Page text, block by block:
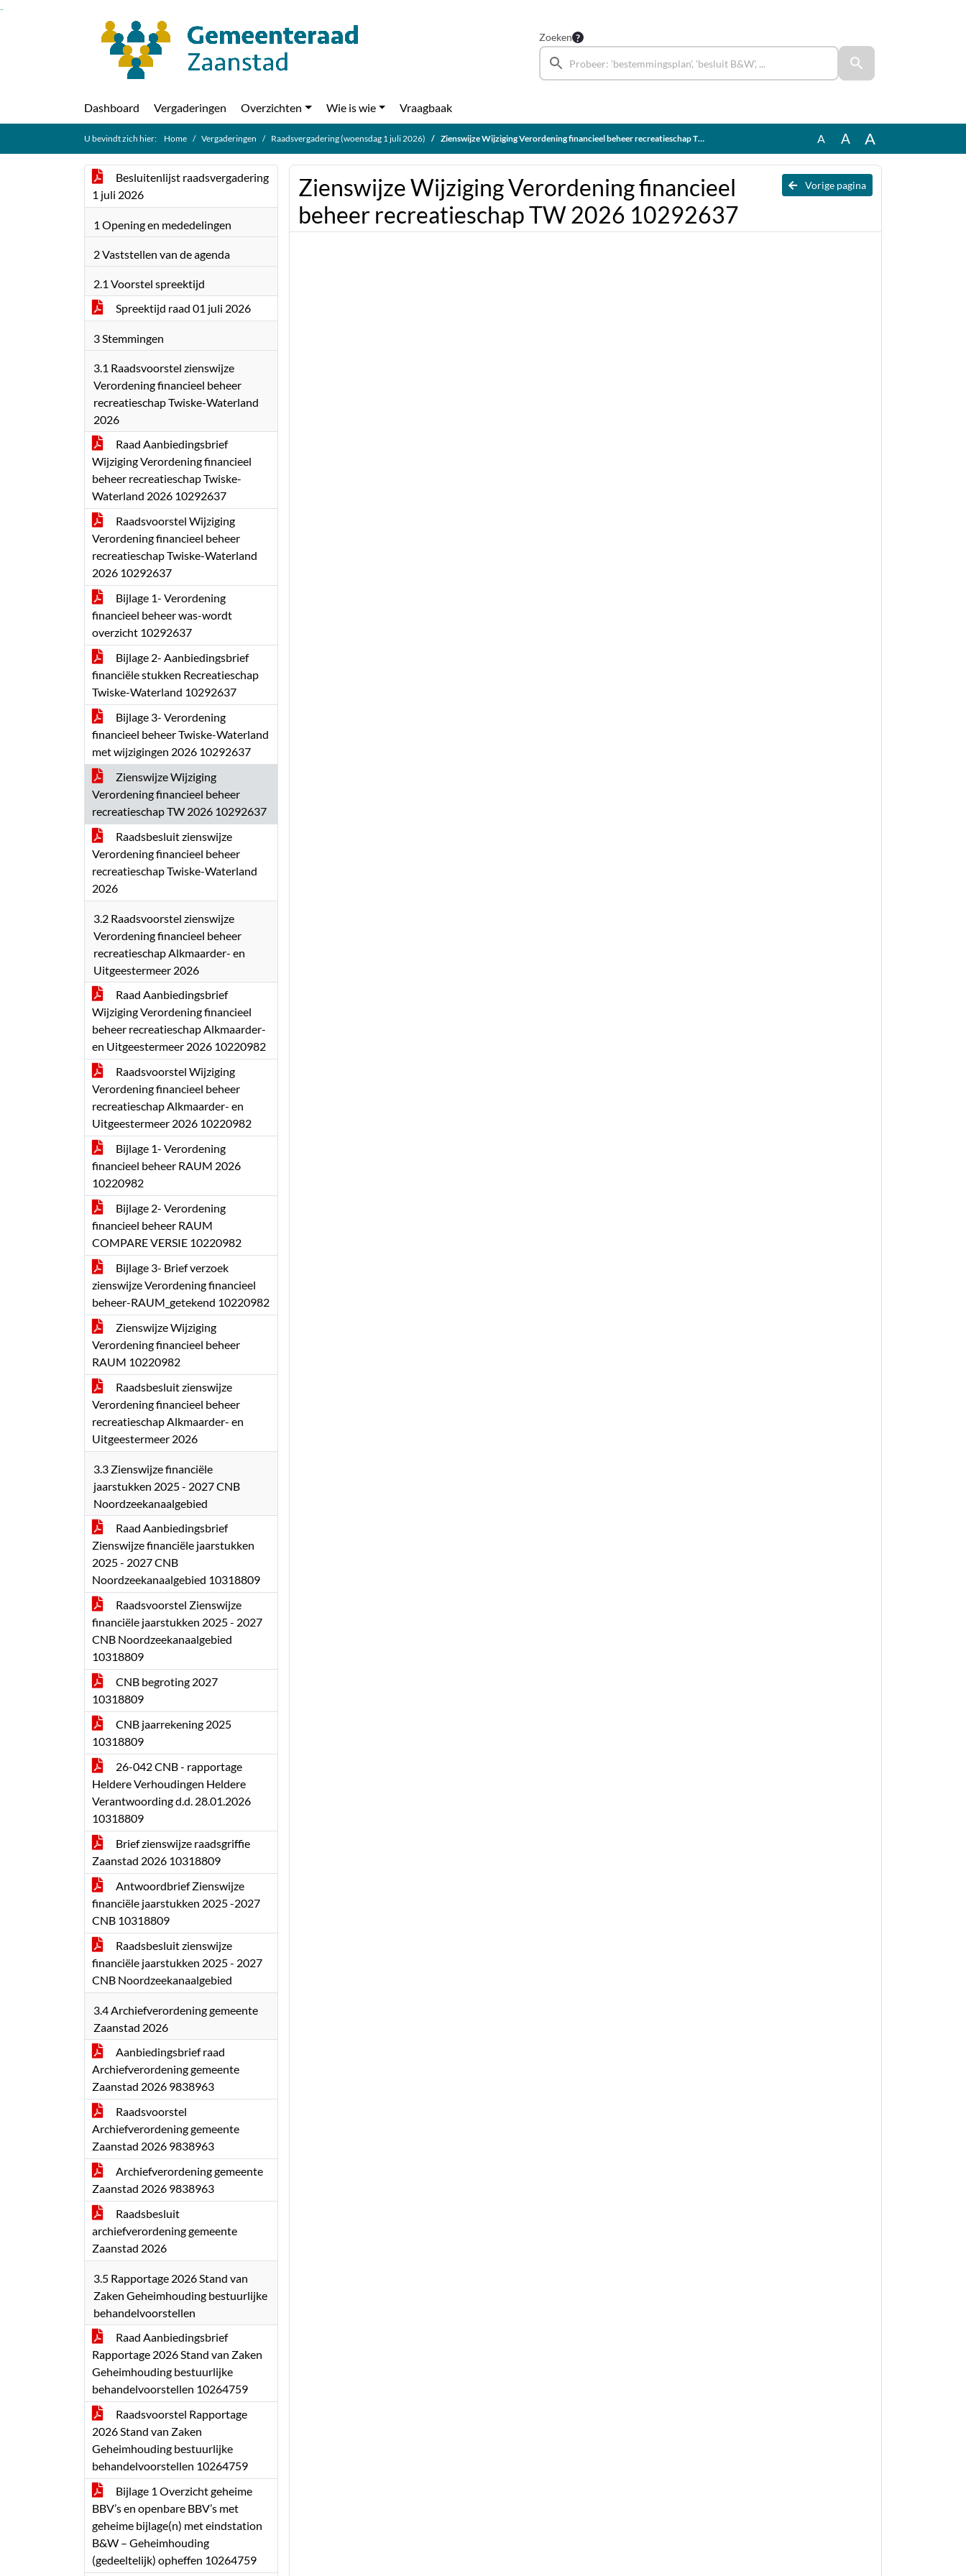
Ga naar de inhoud van deze pagina
Zoeken
Dashboard Vergaderingen Overzichten Wie is wie Vraagbaak
U bevindt zich hier: Home Vergaderingen Raadsvergadering (woensdag 1 juli 2026) Zienswijze Wijziging Verordening financieel beheer recreatieschap TW 2026 10292637 A A A
Besluitenlijst raadsvergadering
1 juli 2026
1 Opening en mededelingen
2 Vaststellen van de agenda
2.1 Voorstel spreektijd
Spreektijd raad 01 juli 2026
3 Stemmingen
3.1 Raadsvoorstel zienswijze
Verordening financieel beheer
recreatieschap Twiske-Waterland
2026
Raad Aanbiedingsbrief
Wijziging Verordening financieel
beheer recreatieschap Twiske-
Waterland 2026 10292637
Raadsvoorstel Wijziging
Verordening financieel beheer
recreatieschap Twiske-Waterland
2026 10292637
Bijlage 1- Verordening
financieel beheer was-wordt
overzicht 10292637
Bijlage 2- Aanbiedingsbrief
financiële stukken Recreatieschap
Twiske-Waterland 10292637
Bijlage 3- Verordening
financieel beheer Twiske-Waterland
met wijzigingen 2026 10292637
Zienswijze Wijziging
Verordening financieel beheer
recreatieschap TW 2026 10292637
Raadsbesluit zienswijze
Verordening financieel beheer
recreatieschap Twiske-Waterland
2026
3.2 Raadsvoorstel zienswijze
Verordening financieel beheer
recreatieschap Alkmaarder- en
Uitgeestermeer 2026
Raad Aanbiedingsbrief
Wijziging Verordening financieel
beheer recreatieschap Alkmaarder-
en Uitgeestermeer 2026 10220982
Raadsvoorstel Wijziging
Verordening financieel beheer
recreatieschap Alkmaarder- en
Uitgeestermeer 2026 10220982
Bijlage 1- Verordening
financieel beheer RAUM 2026
10220982
Bijlage 2- Verordening
financieel beheer RAUM
COMPARE VERSIE 10220982
Bijlage 3- Brief verzoek
zienswijze Verordening financieel
beheer-RAUM_getekend 10220982
Zienswijze Wijziging
Verordening financieel beheer
RAUM 10220982
Raadsbesluit zienswijze
Verordening financieel beheer
recreatieschap Alkmaarder- en
Uitgeestermeer 2026
3.3 Zienswijze financiële
jaarstukken 2025 - 2027 CNB
Noordzeekanaalgebied
Raad Aanbiedingsbrief
Zienswijze financiële jaarstukken
2025 - 2027 CNB
Noordzeekanaalgebied 10318809
Raadsvoorstel Zienswijze
financiële jaarstukken 2025 - 2027
CNB Noordzeekanaalgebied
10318809
CNB begroting 2027
10318809
CNB jaarrekening 2025
10318809
26-042 CNB - rapportage
Heldere Verhoudingen Heldere
Verantwoording d.d. 28.01.2026
10318809
Brief zienswijze raadsgriffie
Zaanstad 2026 10318809
Antwoordbrief Zienswijze
financiële jaarstukken 2025 -2027
CNB 10318809
Raadsbesluit zienswijze
financiële jaarstukken 2025 - 2027
CNB Noordzeekanaalgebied
3.4 Archiefverordening gemeente
Zaanstad 2026
Aanbiedingsbrief raad
Archiefverordening gemeente
Zaanstad 2026 9838963
Raadsvoorstel
Archiefverordening gemeente
Zaanstad 2026 9838963
Archiefverordening gemeente
Zaanstad 2026 9838963
Raadsbesluit
archiefverordening gemeente
Zaanstad 2026
3.5 Rapportage 2026 Stand van
Zaken Geheimhouding bestuurlijke
behandelvoorstellen
Raad Aanbiedingsbrief
Rapportage 2026 Stand van Zaken
Geheimhouding bestuurlijke
behandelvoorstellen 10264759
Raadsvoorstel Rapportage
2026 Stand van Zaken
Geheimhouding bestuurlijke
behandelvoorstellen 10264759
Bijlage 1 Overzicht geheime
BBV’s en openbare BBV’s met
geheime bijlage(n) met eindstation
B&W – Geheimhouding
(gedeeltelijk) opheffen 10264759
Vorige pagina
Zienswijze Wijziging Verordening financieel
beheer recreatieschap TW 2026 10292637